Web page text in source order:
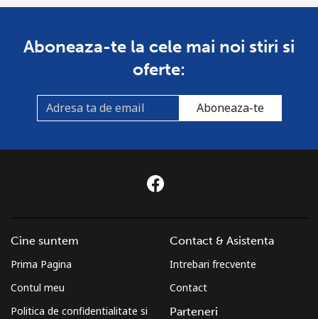
Aboneaza-te la cele mai noi stiri si
oferte:
Aboneaza-te
Cine suntem
Prima Pagina
Contul meu
Politica de confidentialitate si
Contact & Asistenta
Intrebari frecvente
Contact
Parteneri